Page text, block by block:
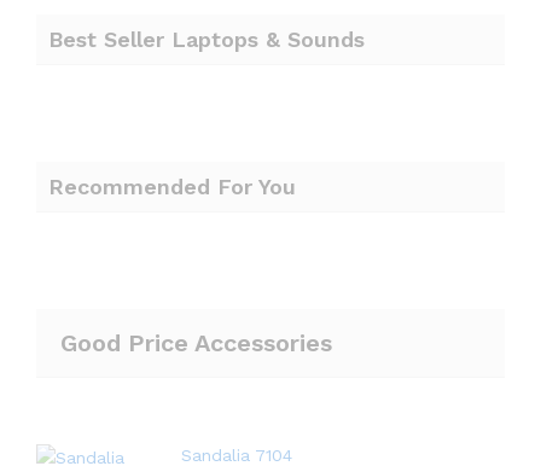
Best Seller Laptops & Sounds
Recommended For You
Good Price Accessories
Sandalia 7104